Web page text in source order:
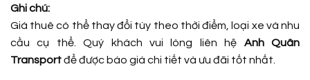
Ghi chú:
Giá thuê có thể thay đổi tùy theo thời điểm, loại xe và nhu
cầu cụ thể. Quý khách vui lòng liên hệ Anh Quân
Transportđể được báo giá chi tiết và ưu đãi tốt nhất.